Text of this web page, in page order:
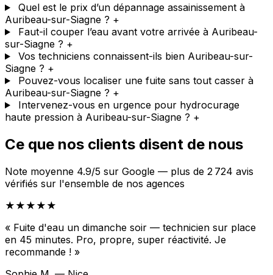
Quel est le prix d’un dépannage assainissement à
Auribeau-sur-Siagne ? +
Faut-il couper l’eau avant votre arrivée à Auribeau-
sur-Siagne ? +
Vos techniciens connaissent-ils bien Auribeau-sur-
Siagne ? +
Pouvez-vous localiser une fuite sans tout casser à
Auribeau-sur-Siagne ? +
Intervenez-vous en urgence pour hydrocurage
haute pression à Auribeau-sur-Siagne ? +
Ce que nos clients disent de nous
Note moyenne 4.9/5 sur Google — plus de 2 724 avis
vérifiés sur l'ensemble de nos agences
★★★★★
« Fuite d'eau un dimanche soir — technicien sur place
en 45 minutes. Pro, propre, super réactivité. Je
recommande ! »